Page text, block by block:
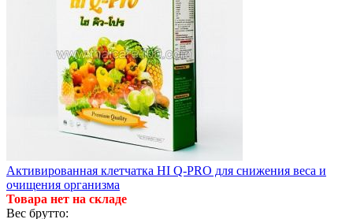
Активированная клетчатка HI Q-PRO для снижения веса и
очищения организма
Товара нет на складе
Вес брутто: